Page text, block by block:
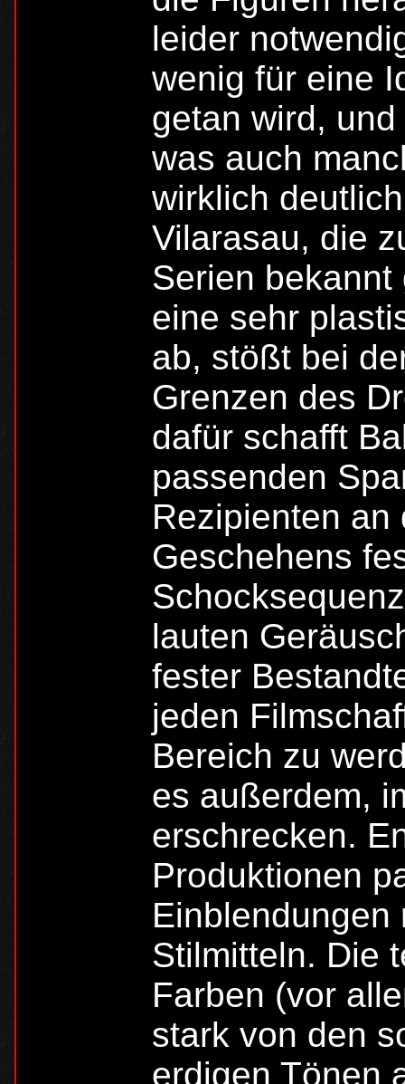
leider
wenig für eine
getan wird,
was auch
wirklich
Vilarasau, die
Serien
eine sehr
ab, stößt bei
Grenzen des
dafür schafft
passenden
Rezipienten an
Geschehens
lauten
fester
jeden
Bereich zu
es außerdem,
erschrecken.
Produktionen
Stilmitteln. Die
Farben (vor
stark von den
erdigen Tönen